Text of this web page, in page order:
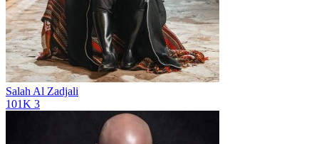
Salah Al Zadjali
101K 3